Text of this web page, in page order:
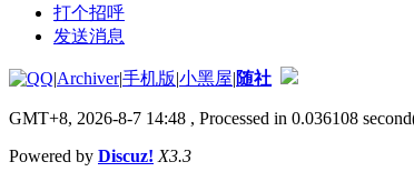
打个招呼
发送消息
|Archiver|手机版|小黑屋|随社
GMT+8, 2026-8-7 14:48 , Processed in 0.036108
Powered by Discuz! X3.3